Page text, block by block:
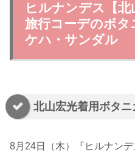
ヒルナンデス【北
旅行コーデのボ
ケハ・サンダル
北山宏光着用ボタ
8月24日（木）『ヒルナン